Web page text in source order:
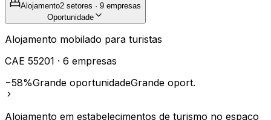
Alojamento2 setores · 9 empresas
Oportunidade
Alojamento mobilado para turistas
CAE 55201 · 6 empresas
−58%Grande oportunidadeGrande oport.
Alojamento em estabelecimentos de turismo no espaço